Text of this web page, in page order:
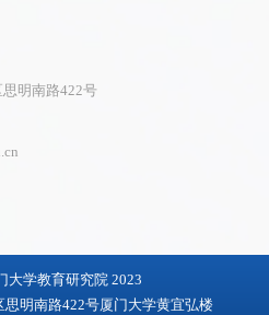
明南路422号
大学教育研究院 2023
明南路422号厦门大学黄宜弘楼